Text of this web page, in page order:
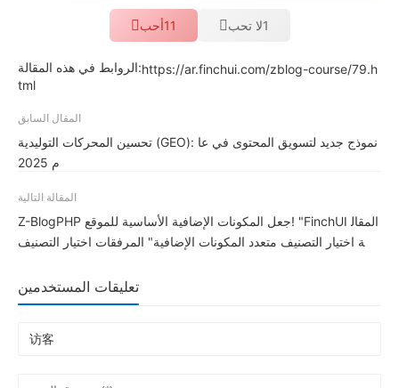
أحب11 لا تحب1
الروابط في هذه المقالة:https://ar.finchui.com/zblog-course/79.h
tml
المقال السابق
تحسين المحركات التوليدية (GEO): نموذج جديد لتسويق المحتوى في عا
م 2025
المقالة التالية
Z-BlogPHP جعل المكونات الإضافية الأساسية للموقع! "FinchUI المقال
ة اختيار التصنيف متعدد المكونات الإضافية" المرفقات اختيار التصنيف
تعليقات المستخدمين